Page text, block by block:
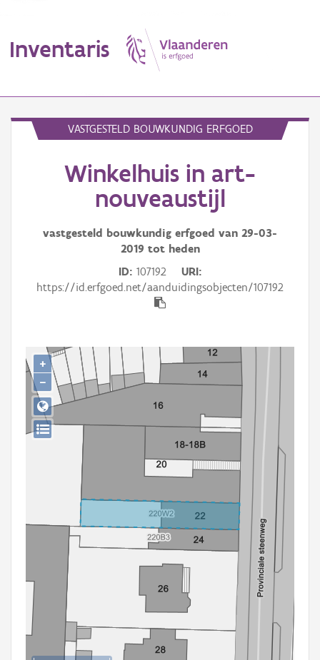
Inventaris
Erfgoedobject
Waarneming
Gebeurtenis
Downloads
Hergebruik
Aanmelden
VASTGESTELD BOUWKUNDIG ERFGOED
Winkelhuis in art-
nouveaustijl
vastgesteld bouwkundig erfgoed van 29-03-
2019 tot heden
ID 107192
URI
https://id.erfgoed.net/aanduidingsobjecten/107192
+
−